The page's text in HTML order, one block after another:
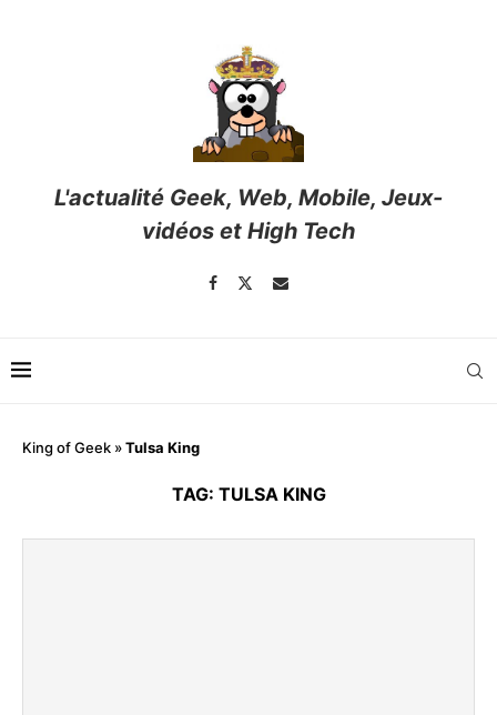
L'actualité Geek, Web, Mobile, Jeux-
vidéos et High Tech
King of Geek »Tulsa King
TAG: TULSA KING